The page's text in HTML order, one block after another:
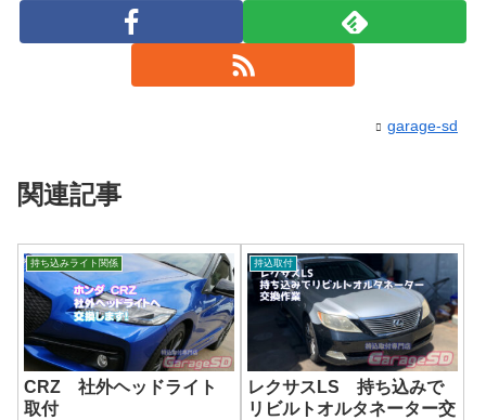
garage-sd
関連記事
持ち込みライト関係
CRZ 社外ヘッドライト
取付
持込取付
レクサスLS 持ち込みで
リビルトオルタネーター交